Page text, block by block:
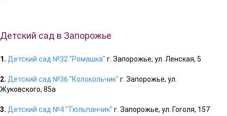
Детский сад в Запорожье
1. Детский сад №32 "Ромашка" г. Запорожье, ул. Ленская, 5
2. Детский сад №36 "Колокольчик" г. Запорожье, ул.
Жуковского, 85а
3. Детский сад №4 "Тюльпанчик" г. Запорожье, ул. Гоголя, 157